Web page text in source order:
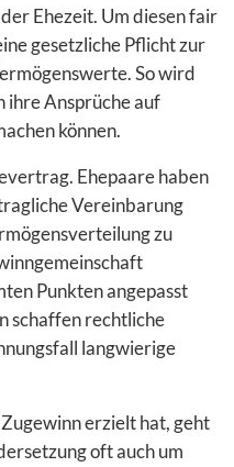
Ehezeit. Um diesen fair
gesetzliche Pflicht zur
So wird
ihre Ansprüche auf
können.
Ehepaare haben
Vereinbarung
zu
Punkten angepasst
schaffen rechtliche
langwierige
erzielt hat, geht
oft auch um